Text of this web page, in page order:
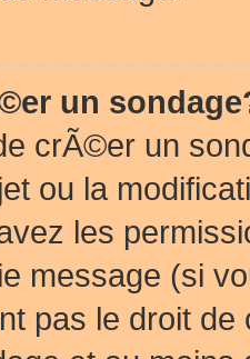
un
crÃ©er un
ou la
les
message (si
pas le droit